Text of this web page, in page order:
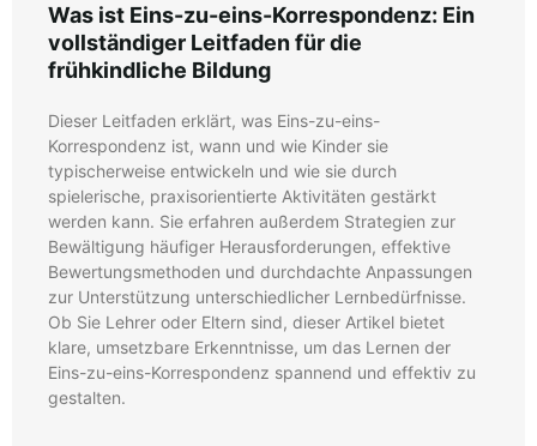
Was ist Eins-zu-eins-Korrespondenz: Ein
vollständiger Leitfaden für die
frühkindliche Bildung
Dieser Leitfaden erklärt, was Eins-zu-eins-
Korrespondenz ist, wann und wie Kinder sie
typischerweise entwickeln und wie sie durch
spielerische, praxisorientierte Aktivitäten gestärkt
werden kann. Sie erfahren außerdem Strategien zur
Bewältigung häufiger Herausforderungen, effektive
Bewertungsmethoden und durchdachte Anpassungen
zur Unterstützung unterschiedlicher Lernbedürfnisse.
Ob Sie Lehrer oder Eltern sind, dieser Artikel bietet
klare, umsetzbare Erkenntnisse, um das Lernen der
Eins-zu-eins-Korrespondenz spannend und effektiv zu
gestalten.